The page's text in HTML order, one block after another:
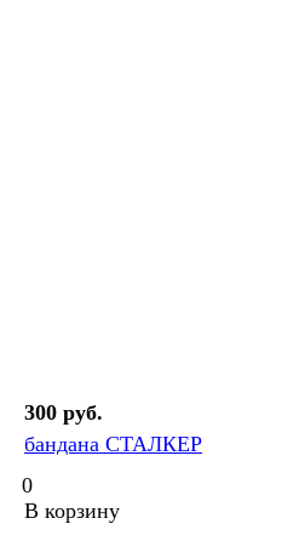
300 руб.
бандана СТАЛКЕР
0
В корзину